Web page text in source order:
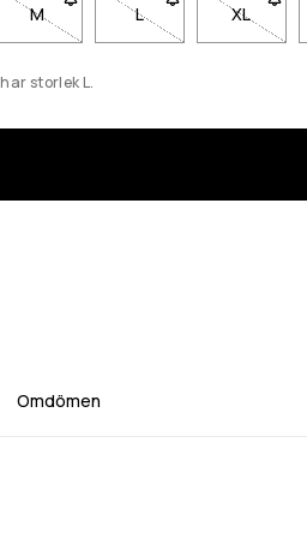
Klicka för att bli meddelad när
M- Storlek M är inte tillgänglig.
L- Storlek L är inte
XL
-
storlek L.
Omdömen